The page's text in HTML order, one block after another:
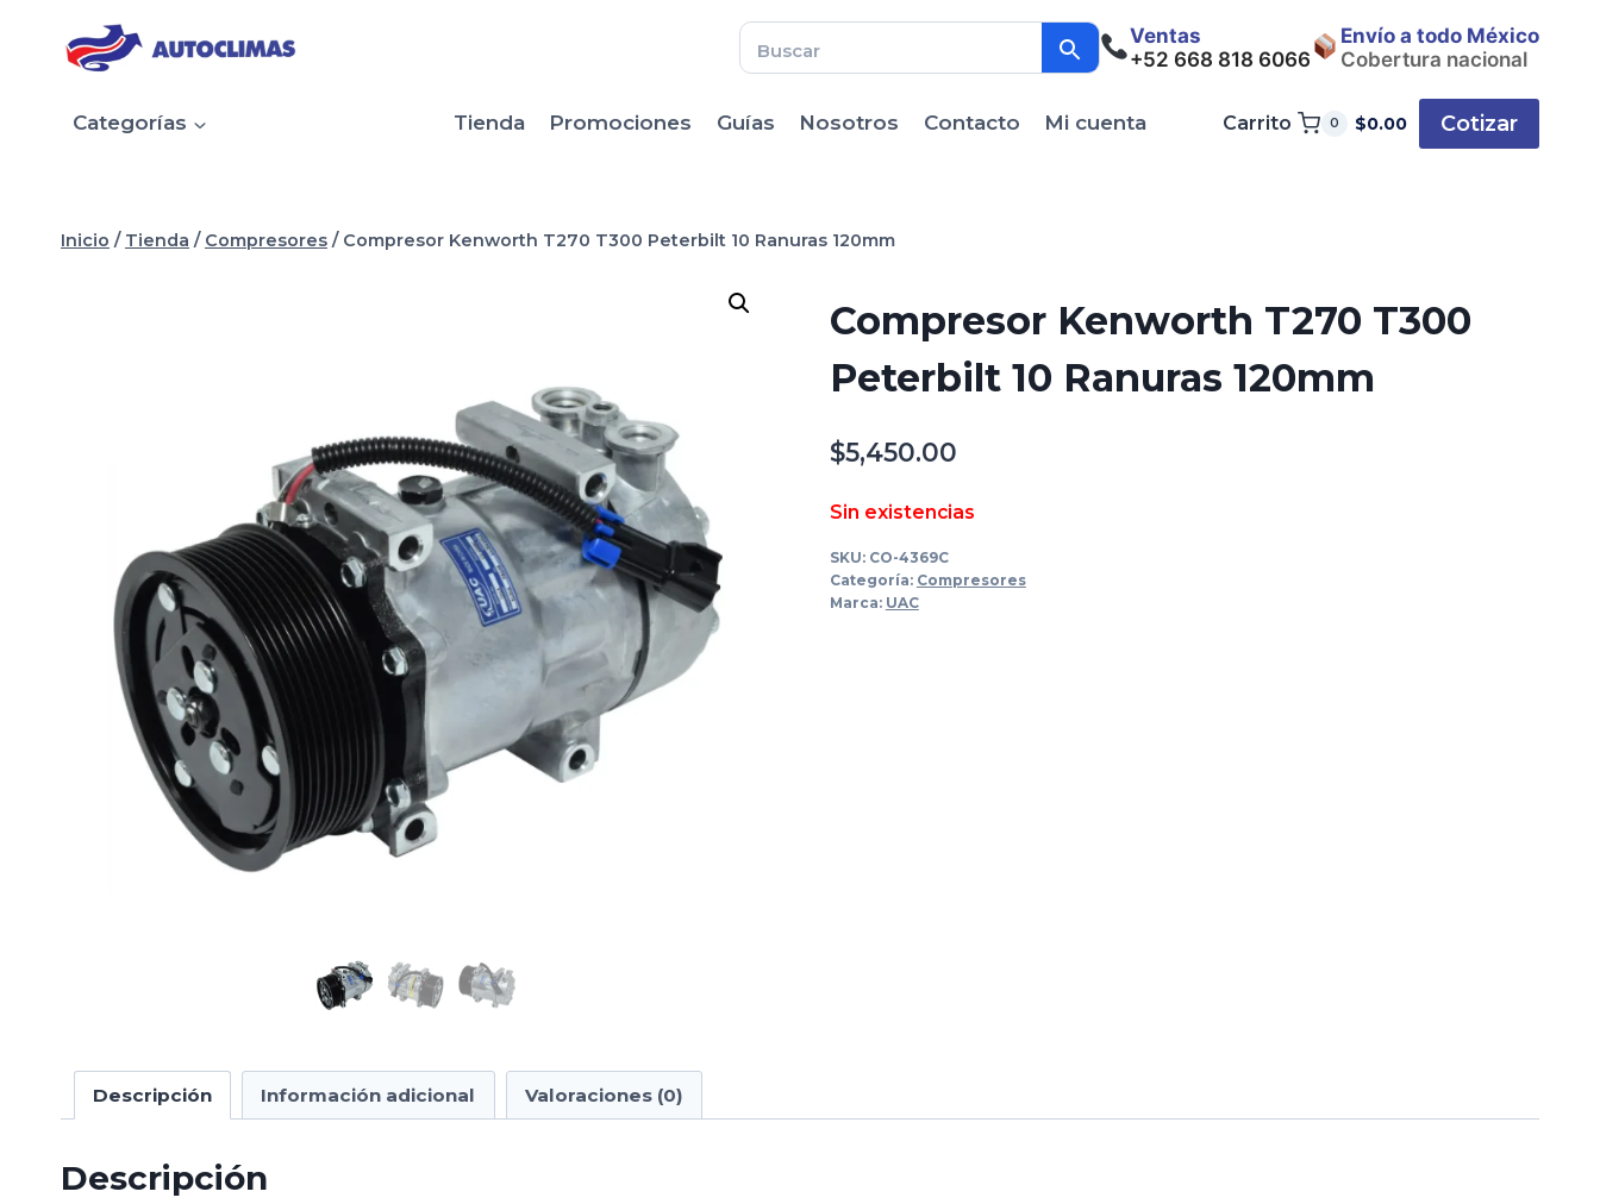
contenido
Ventas
+52 668 818 6066
Envío a todo México
Cobertura nacional
Categorías Tienda Promociones Guías Nosotros Contacto Mi cuenta Carrito 0 $0.00 Cotizar
Inicio / Tienda / Compresores / Compresor Kenworth T270 T300 Peterbilt 10 Ranuras 120mm
Compresor Kenworth T270 T300
Peterbilt 10 Ranuras 120mm
$5,450.00
Sin existencias
SKU: CO-4369C
Categoría: Compresores
Marca: UAC
Descripción Información adicional Valoraciones (0)
Descripción